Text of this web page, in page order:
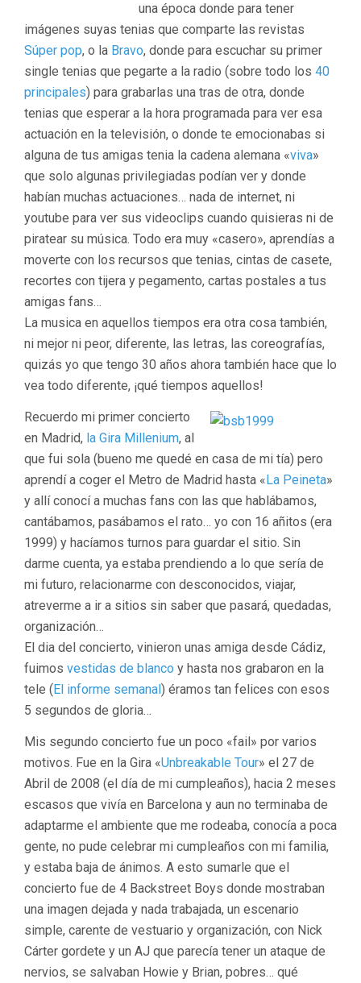
una época donde para tener
imágenes suyas tenias que comparte las revistas
Súper pop, o la Bravo, donde para escuchar su primer
single tenias que pegarte a la radio (sobre todo los 40
principales) para grabarlas una tras de otra, donde
tenias que esperar a la hora programada para ver esa
actuación en la televisión, o donde te emocionabas si
alguna de tus amigas tenia la cadena alemana «viva»
que solo algunas privilegiadas podían ver y donde
habían muchas actuaciones… nada de internet, ni
youtube para ver sus videoclips cuando quisieras ni de
piratear su música. Todo era muy «casero», aprendías a
moverte con los recursos que tenias, cintas de casete,
recortes con tijera y pegamento, cartas postales a tus
amigas fans…
La musica en aquellos tiempos era otra cosa también,
ni mejor ni peor, diferente, las letras, las coreografías,
quizás yo que tengo 30 años ahora también hace que lo
vea todo diferente, ¡qué tiempos aquellos!
Recuerdo mi primer concierto
en Madrid, la Gira Millenium, al
que fui sola (bueno me quedé en casa de mi tía) pero
aprendí a coger el Metro de Madrid hasta « La Peineta»
y allí conocí a muchas fans con las que hablábamos,
cantábamos, pasábamos el rato… yo con 16 añitos (era
1999) y hacíamos turnos para guardar el sitio. Sin
darme cuenta, ya estaba prendiendo a lo que sería de
mi futuro, relacionarme con desconocidos, viajar,
atreverme a ir a sitios sin saber que pasará, quedadas,
organización…
El dia del concierto, vinieron unas amiga desde Cádiz,
fuimos vestidas de blanco y hasta nos grabaron en la
tele ( El informe semanal ) éramos tan felices con esos
5 segundos de gloria…
Mis segundo concierto fue un poco «fail» por varios
motivos. Fue en la Gira «Unbreakable Tour» el 27 de
Abril de 2008 (el día de mi cumpleaños), hacia 2 meses
escasos que vivía en Barcelona y aun no terminaba de
adaptarme el ambiente que me rodeaba, conocía a poca
gente, no pude celebrar mi cumpleaños con mi familia,
y estaba baja de ánimos. A esto sumarle que el
concierto fue de 4 Backstreet Boys donde mostraban
una imagen dejada y nada trabajada, un escenario
simple, carente de vestuario y organización, con Nick
Cárter gordete y un AJ que parecía tener un ataque de
nervios, se salvaban Howie y Brian, pobres… qué